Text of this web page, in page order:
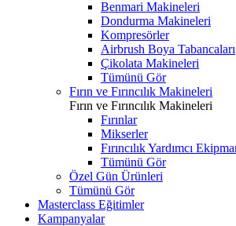
Benmari Makineleri
Dondurma Makineleri
Kompresörler
Airbrush Boya Tabancaları
Çikolata Makineleri
Tümünü Gör
Fırın ve Fırıncılık Makineleri
Fırın ve Fırıncılık Makineleri
Fırınlar
Mikserler
Fırıncılık Yardımcı
Tümünü Gör
Özel Gün Ürünleri
Tümünü Gör
Masterclass Eğitimler
Kampanyalar